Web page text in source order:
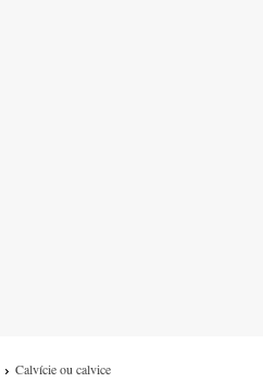
Calvície ou calvice